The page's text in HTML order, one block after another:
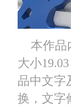
本作品
大小
品中文字
换，文字